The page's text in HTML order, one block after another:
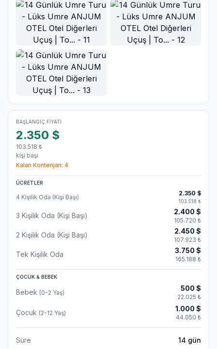
BAŞLANGIÇ FIYATI
2.350 $
103.518 ₺
kişi başı
Kalan Kontenjan: 4
ÜCRETLER
4 Kişilik Oda (Kişi Başı)
2.350 $
103.518 ₺
3 Kişilik Oda (Kişi Başı) 2.400 $
105.720 ₺
2 Kişilik Oda (Kişi Başı) 2.450 $
107.923 ₺
Tek Kişilik Oda 3.750 $
165.188 ₺
ÇOCUK & BEBEK
Bebek (0-2 Yaş)
500 $
22.025 ₺
Çocuk (2-12 Yaş)
1.000 $
44.050 ₺
Süre 14 gün